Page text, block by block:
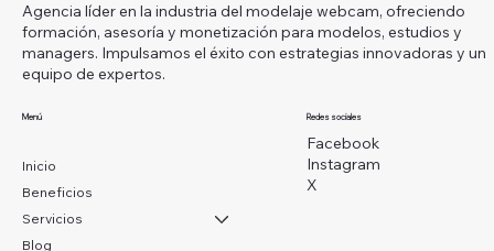
Agencia líder en la industria del modelaje webcam, ofreciendo
formación, asesoría y monetización para modelos, estudios y
managers. Impulsamos el éxito con estrategias innovadoras y un
equipo de expertos.
Menú
Inicio
Beneficios
Servicios
Blog
Redes sociales
Facebook
Instagram
X